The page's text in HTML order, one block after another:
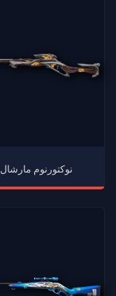
نوكتورنوم مارشال